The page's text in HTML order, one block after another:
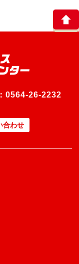
0564-26-2232
合わせ